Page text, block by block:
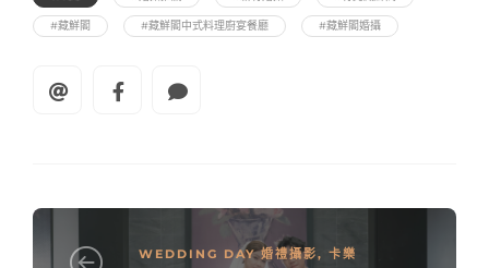
#藏鮮閣 #藏鮮閣中式料理廚宴餐廳 #藏鮮閣婚攝
WEDDING DAY 婚禮攝影, 卡樂